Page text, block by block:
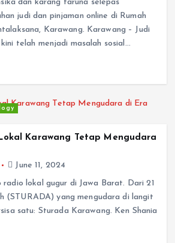
dan karang taruna selepas
judi dan pinjaman online di Rumah
Karawang. Karawang – Judi
telah menjadi masalah sosial…
Karawang Tetap Mengudara
June 11, 2024
lokal gugur di Jawa Barat. Dari 21
(STURADA) yang mengudara di langit
satu: Sturada Karawang. Ken Shania